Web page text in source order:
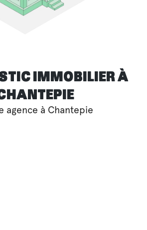
IMMOBILIER À
agence à Chantepie